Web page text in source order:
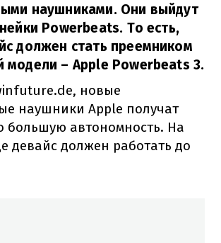
наушниками. Они выйдут
Powerbeats. То есть,
должен стать преемником
модели – Apple Powerbeats 3.
новые
наушники Apple получат
большую автономность. На
девайс должен работать до